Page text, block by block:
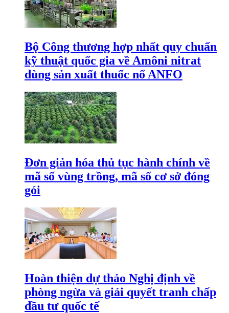
Bộ Công thương hợp nhất quy chuẩn
kỹ thuật quốc gia về Amôni nitrat
dùng sản xuất thuốc nổ ANFO
Đơn giản hóa thủ tục hành chính về
mã số vùng trồng, mã số cơ sở đóng
gói
Hoàn thiện dự thảo Nghị định về
phòng ngừa và giải quyết tranh chấp
đầu tư quốc tế